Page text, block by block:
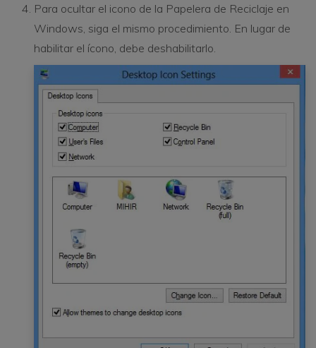
Para ocultar el icono de la Papelera de Reciclaje en
Windows, siga el mismo procedimiento. En lugar de
habilitar el ícono, debe deshabilitarlo.